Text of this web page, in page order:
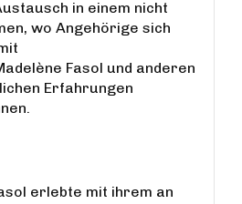
in einem nicht
wo Angehörige sich
Fasol und anderen
Erfahrungen
erlebte mit ihrem an